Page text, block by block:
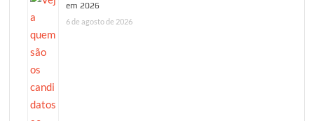
em 2026
6 de agosto de 2026